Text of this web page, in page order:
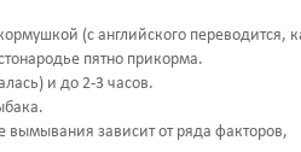
(с английского переводится,
пятно прикорма.
и до 2-3 часов.
вымывания зависит от ряда факторов,